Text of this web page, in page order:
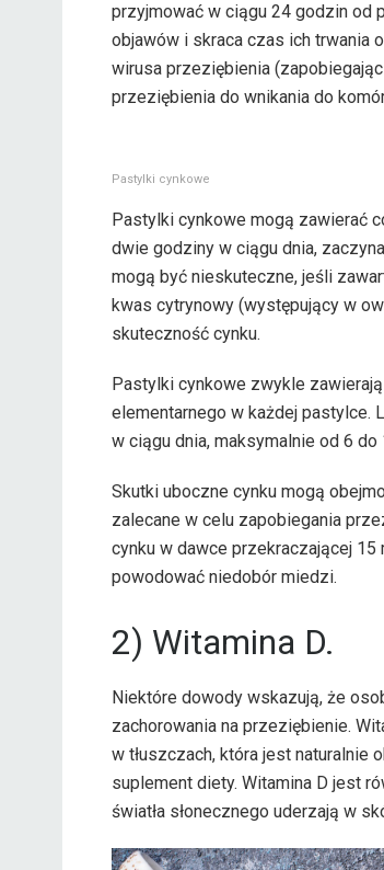
przyjmować w ciągu 24 godzin od
objawów i skraca czas ich trwania
wirusa przeziębienia
przeziębienia do wnikania do
Pastylki cynkowe
Pastylki cynkowe mogą zawierać
dwie godziny w ciągu dnia,
mogą być nieskuteczne, jeśli
kwas cytrynowy (występujący w
skuteczność cynku.
Pastylki cynkowe zwykle
elementarnego w każdej pastylce.
w ciągu dnia, maksymalnie od 6
Skutki uboczne cynku mogą
zalecane w celu zapobiegania
cynku w dawce przekraczającej 15
powodować niedobór miedzi.
2) Witamina D.
Niektóre dowody wskazują, że
zachorowania na przeziębienie.
w tłuszczach, która jest naturalnie
suplement diety. Witamina D jest
światła słonecznego uderzają w